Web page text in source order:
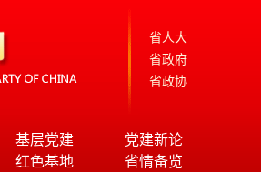
省人大
省政府
省政协
基层党建
党建新论
红色基地 省情备览